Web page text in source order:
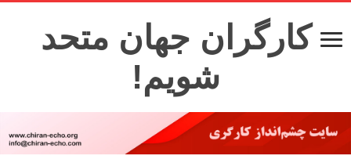
کارگران جهان متحد
شویم!